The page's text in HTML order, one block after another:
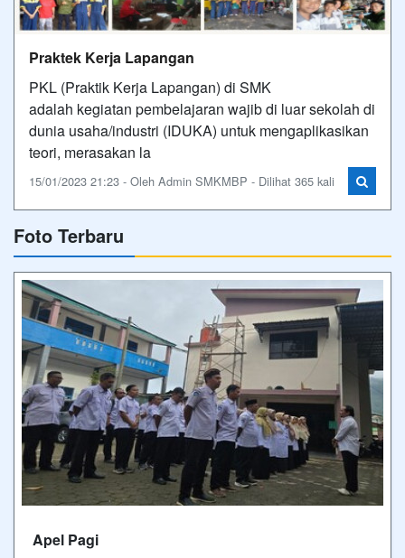
Praktek Kerja Lapangan
PKL (Praktik Kerja Lapangan) di SMK
adalah kegiatan pembelajaran wajib di luar sekolah di
dunia usaha/industri (IDUKA) untuk mengaplikasikan
teori, merasakan la
15/01/2023 21:23 - Oleh Admin SMKMBP - Dilihat 365 kali
Foto Terbaru
Apel Pagi